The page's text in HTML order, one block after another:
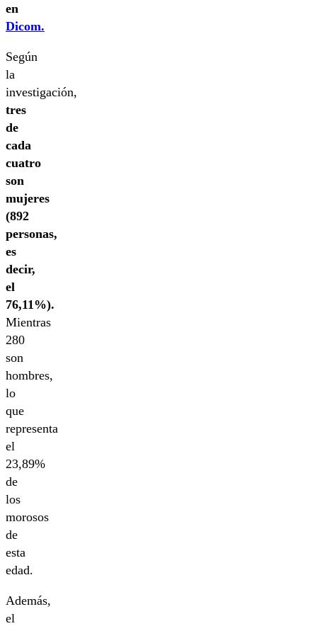
en
Dicom.
Según
la
investigación,
tres
de
cada
cuatro
son
mujeres
(892
personas,
es
decir,
el
76,11%).
Mientras
280
son
hombres,
lo
que
representa
el
23,89%
de
los
morosos
de
esta
edad.
Además,
el